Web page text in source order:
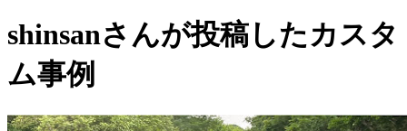
shinsanさんが投稿したカスタ
ム事例